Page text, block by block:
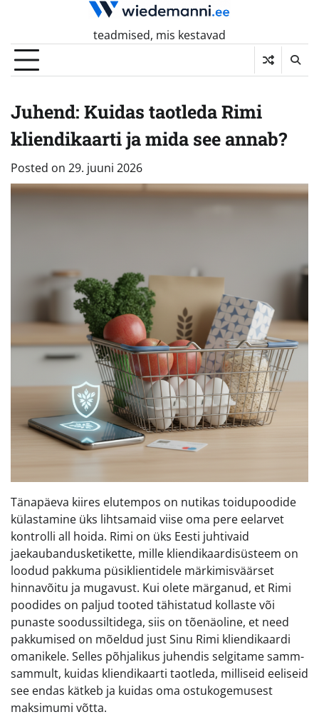
content
teadmised, mis kestavad
Juhend: Kuidas taotleda Rimi
kliendikaarti ja mida see annab?
Posted on 29. juuni 2026
Tänapäeva kiires elutempos on nutikas toidupoodide
külastamine üks lihtsamaid viise oma pere eelarvet
kontrolli all hoida. Rimi on üks Eesti juhtivaid
jaekaubandusketikette, mille kliendikaardisüsteem on
loodud pakkuma püsiklientidele märkimisväärset
hinnavõitu ja mugavust. Kui olete märganud, et Rimi
poodides on paljud tooted tähistatud kollaste või
punaste soodussiltidega, siis on tõenäoline, et need
pakkumised on mõeldud just Sinu Rimi kliendikaardi
omanikele. Selles põhjalikus juhendis selgitame samm-
sammult, kuidas kliendikaarti taotleda, milliseid eeliseid
see endas kätkeb ja kuidas oma ostukogemusest
maksimumi võtta.